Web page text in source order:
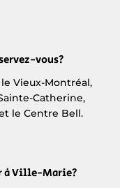
vous?
Vieux-Montréal,
Catherine,
le Centre Bell.
à Ville-Marie?